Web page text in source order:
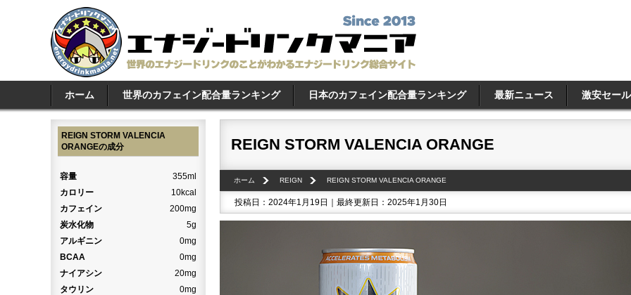
ホーム 世界のカフェイン配合量ランキング 日本のカフェイン配合量ランキング 最新ニュース 激安セー
REIGN STORM VALENCIA ORANGE
ホーム REIGN REIGN STORM VALENCIA ORANGE
投稿日：2024年1月19日｜最終更新日：2025年1月30日
REIGN STORM VALENCIA
ORANGEの成分
容量
355ml
カロリー
10kcal
カフェイン
200mg
炭水化物
5g
アルギニン
0mg
BCAA
0mg
ナイアシン
20mg
タウリン
0mg